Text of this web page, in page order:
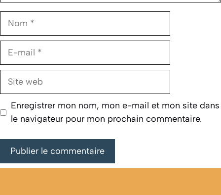
Nom
E-
Site
Enregistrer mon nom, mon e-mail et mon site dans
le navigateur pour mon prochain commentaire.